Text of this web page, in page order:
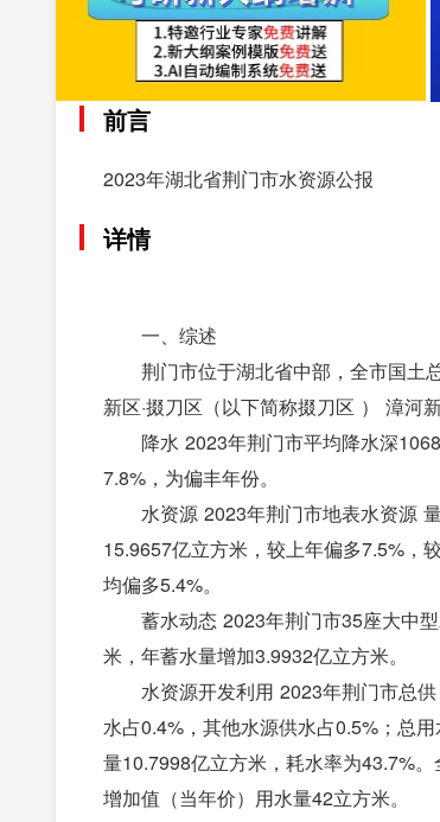
前言
2023年湖北省荆门市水资源公报
详情
一、综述
荆门市位于湖北省中部，全市国土
新区·掇刀区（以下简称掇刀区 ） 漳河
降水 2023年荆门市平均降水深
7.8%，为偏丰年份。
水资源 2023年荆门市地表水资源
15.9657亿立方米，较上年偏多7.5%，
均偏多5.4%。
蓄水动态 2023年荆门市35座大中
米，年蓄水量增加3.9932亿立方米。
水资源开发利用 2023年荆门市总
水占0.4%，其他水源供水占0.5%；总
量10.7998亿立方米，耗水率为43.7%
增加值（当年价）用水量42立方米。